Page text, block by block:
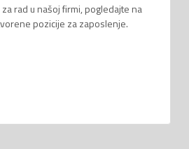
rad u našoj firmi, pogledajte na
pozicije za zaposlenje.